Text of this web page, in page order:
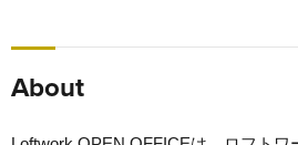
About